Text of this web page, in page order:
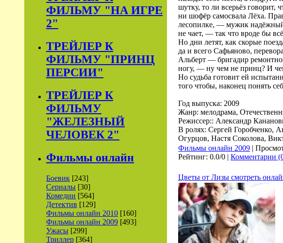
ФИЛЬМУ "НА ИГРЕ
2"
ТРЕЙЛЕР К
ФИЛЬМУ "ПРИНЦ
ПЕРСИИ"
ТРЕЙЛЕР К
ФИЛЬМУ
"ЖЕЛЕЗНЫЙ
ЧЕЛОВЕК 2"
Фильмы онлайн
Боевик [243]
Сериалы [30]
Комедии [564]
Детектив [129]
Фильмы онлайн 2010 [160]
Фильмы онлайн 2009 [493]
Ужасы [299]
Триллер [364]
шутку, то ли всерьёз
ни шофёр самосвала Лёха.
лесопилке, — мужик
не чает, — так что вроде бы
Но дни летят, как скорые
да и всего Сафьяново,
Альберт — бригадир
ногу, — ну чем не принц? И
Но судьба готовит ей
того чтобы, наконец понять
Год выпуска: 2009
Жанр: мелодрама,
Режиссер:: Александр
В ролях: Сергей Горобченко,
Огурцов, Настя Соколова,
Фильмы онлайн 2009 |
Рейтинг: 0.0/0 | Комментарии
Цветы от Лизы смотреть